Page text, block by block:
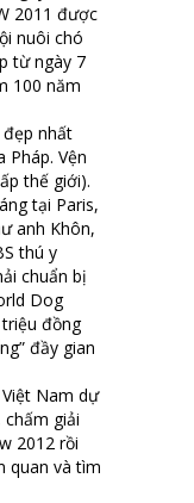
2011 được
nuôi chó
từ ngày 7
100 năm
nhất
Pháp. Vện
thế giới).
tại Paris,
anh Khôn,
thú y
chuẩn bị
Dog
đồng
đầy gian
Nam dự
giải
2012 rồi
quan và tìm